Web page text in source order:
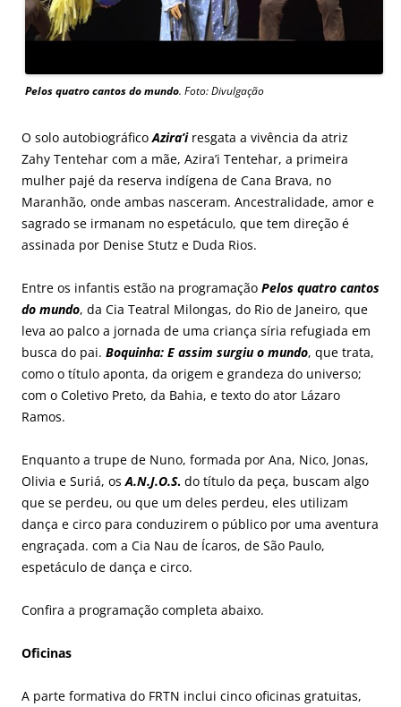
Pelos quatro cantos do mundo. Foto: Divulgação
O solo autobiográficoAzira’i resgata a vivência da atriz
Zahy Tentehar com a mãe, Azira’i Tentehar, a primeira
mulher pajé da reserva indígena de Cana Brava, no
Maranhão, onde ambas nasceram. Ancestralidade, amor e
sagrado se irmanam no espetáculo, que tem direção é
assinada por Denise Stutz e Duda Rios.
Entre os infantis estão na programação Pelos quatro cantos
do mundo, da Cia Teatral Milongas, do Rio de Janeiro, que
leva ao palco a jornada de uma criança síria refugiada em
busca do pai. Boquinha: E assim surgiu o mundo, que trata,
como o título aponta, da origem e grandeza do universo;
com o Coletivo Preto, da Bahia, e texto do ator Lázaro
Ramos.
Enquanto a trupe de Nuno, formada por Ana, Nico, Jonas,
Olivia e Suriá, osA.N.J.O.S. do título da peça, buscam algo
que se perdeu, ou que um deles perdeu, eles utilizam
dança e circo para conduzirem o público por uma aventura
engraçada. com a Cia Nau de Ícaros, de São Paulo,
espetáculo de dança e circo.
Confira a programação completa abaixo.
Oficinas
A parte formativa do FRTN inclui cinco oficinas gratuitas,